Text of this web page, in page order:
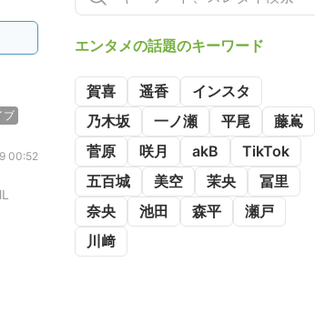
ブ
00:52
エンタメの話題のキーワード
賀喜 遥香
インスタ
乃木坂
一ノ瀬 平尾
藤嶌
菅原
咲月 akB
TikTok
五百城
美空 茉央
冨里
奈央
池田 森平
瀬戸
川﨑